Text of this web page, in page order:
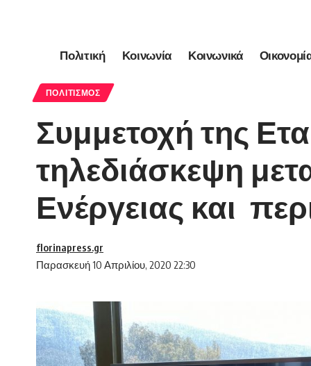
Πολιτική Κοινωνία Κοινωνικά
ΠΟΛΙΤΙΣΜΌΣ
Συμμετοχή της
τηλεδιάσκεψη
Ενέργειας και
Παρασκευή 10 Απριλίου, 2020 22:30
florinapress.gr